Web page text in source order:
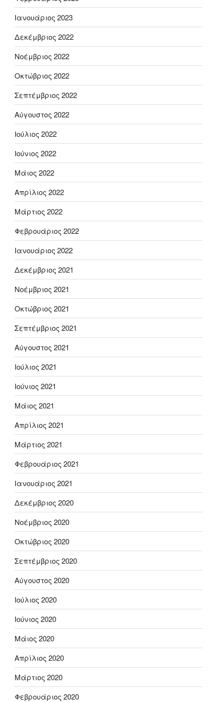
Ιανουάριος 2023
Δεκέμβριος 2022
Νοέμβριος 2022
Οκτώβριος 2022
Σεπτέμβριος 2022
Αύγουστος 2022
Ιούλιος 2022
Ιούνιος 2022
Μάιος 2022
Απρίλιος 2022
Μάρτιος 2022
Φεβρουάριος 2022
Ιανουάριος 2022
Δεκέμβριος 2021
Νοέμβριος 2021
Οκτώβριος 2021
Σεπτέμβριος 2021
Αύγουστος 2021
Ιούλιος 2021
Ιούνιος 2021
Μάιος 2021
Απρίλιος 2021
Μάρτιος 2021
Φεβρουάριος 2021
Ιανουάριος 2021
Δεκέμβριος 2020
Νοέμβριος 2020
Οκτώβριος 2020
Σεπτέμβριος 2020
Αύγουστος 2020
Ιούλιος 2020
Ιούνιος 2020
Μάιος 2020
Απρίλιος 2020
Μάρτιος 2020
Φεβρουάριος 2020